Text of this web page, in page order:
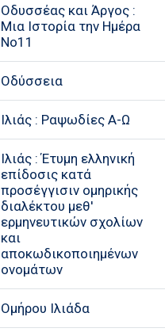
Οδυσσέας και Άργος :
Μια Ιστορία την Ημέρα
Νο11
Οδύσσεια
Ιλιάς : Ραψωδίες Α-Ω
Ιλιάς : Έτυμη ελληνική
επίδοσις κατά
προσέγγισιν ομηρικής
διαλέκτου μεθ'
ερμηνευτικών σχολίων
και
αποκωδικοποιημένων
ονομάτων
Ομήρου Ιλιάδα